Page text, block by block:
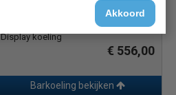
Akkoord
Polar Barkoeler GL011
Display koeling
€ 556,00
Barkoeling bekijken